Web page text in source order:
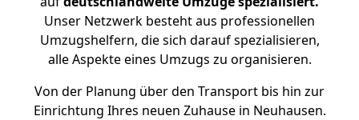
Unser Netzwerk besteht aus professionellen
Umzugshelfern, die sich darauf spezialisieren,
alle Aspekte eines Umzugs zu organisieren.
Von der Planung über den Transport bis hin zur
Einrichtung Ihres neuen Zuhause in Neuhausen.